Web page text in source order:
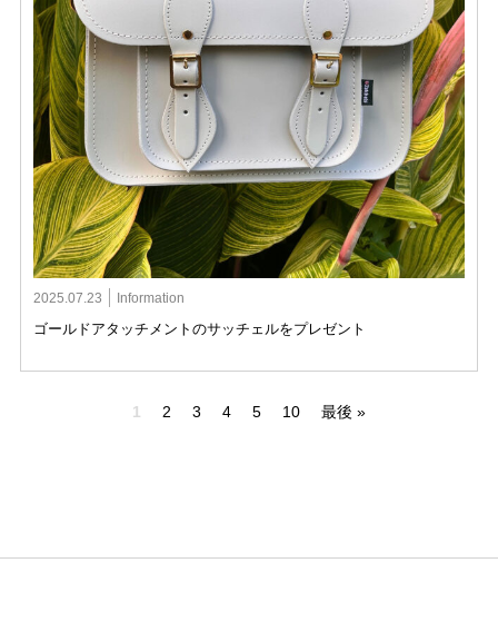
2025.07.23 Information
ゴールドアタッチメントのサッチェルをプレゼント
1 2 3 4 5 10 最後 »